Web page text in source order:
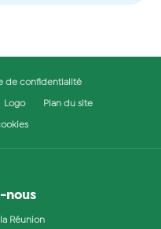
de confidentialité
Logo Plan du site
nous
Réunion